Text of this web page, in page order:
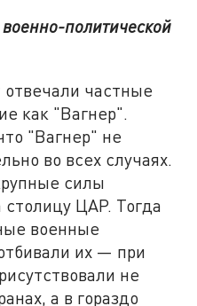
политической
частные
как "Вагнер".
"Вагнер" не
во всех случаях.
силы
ЦАР. Тогда
военные
их — при
не
а в гораздо